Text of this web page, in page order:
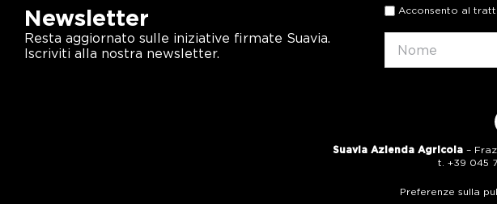
Newsletter
Resta aggiornato sulle iniziative firmate Suavia.
Iscriviti alla nostra newsletter.
Acconsento al
Suavia Azienda Agricola –
t. +39 045
Preferenze sulla